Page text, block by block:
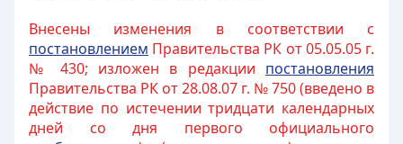
Внесены изменения в соответствии с
постановлением Правительства РК от 05.05.05 г.
№ 430; изложен в редакции постановления
Правительства РК от 28.08.07 г. № 750 (введено в
действие по истечении тридцати календарных
дней со дня первого официального